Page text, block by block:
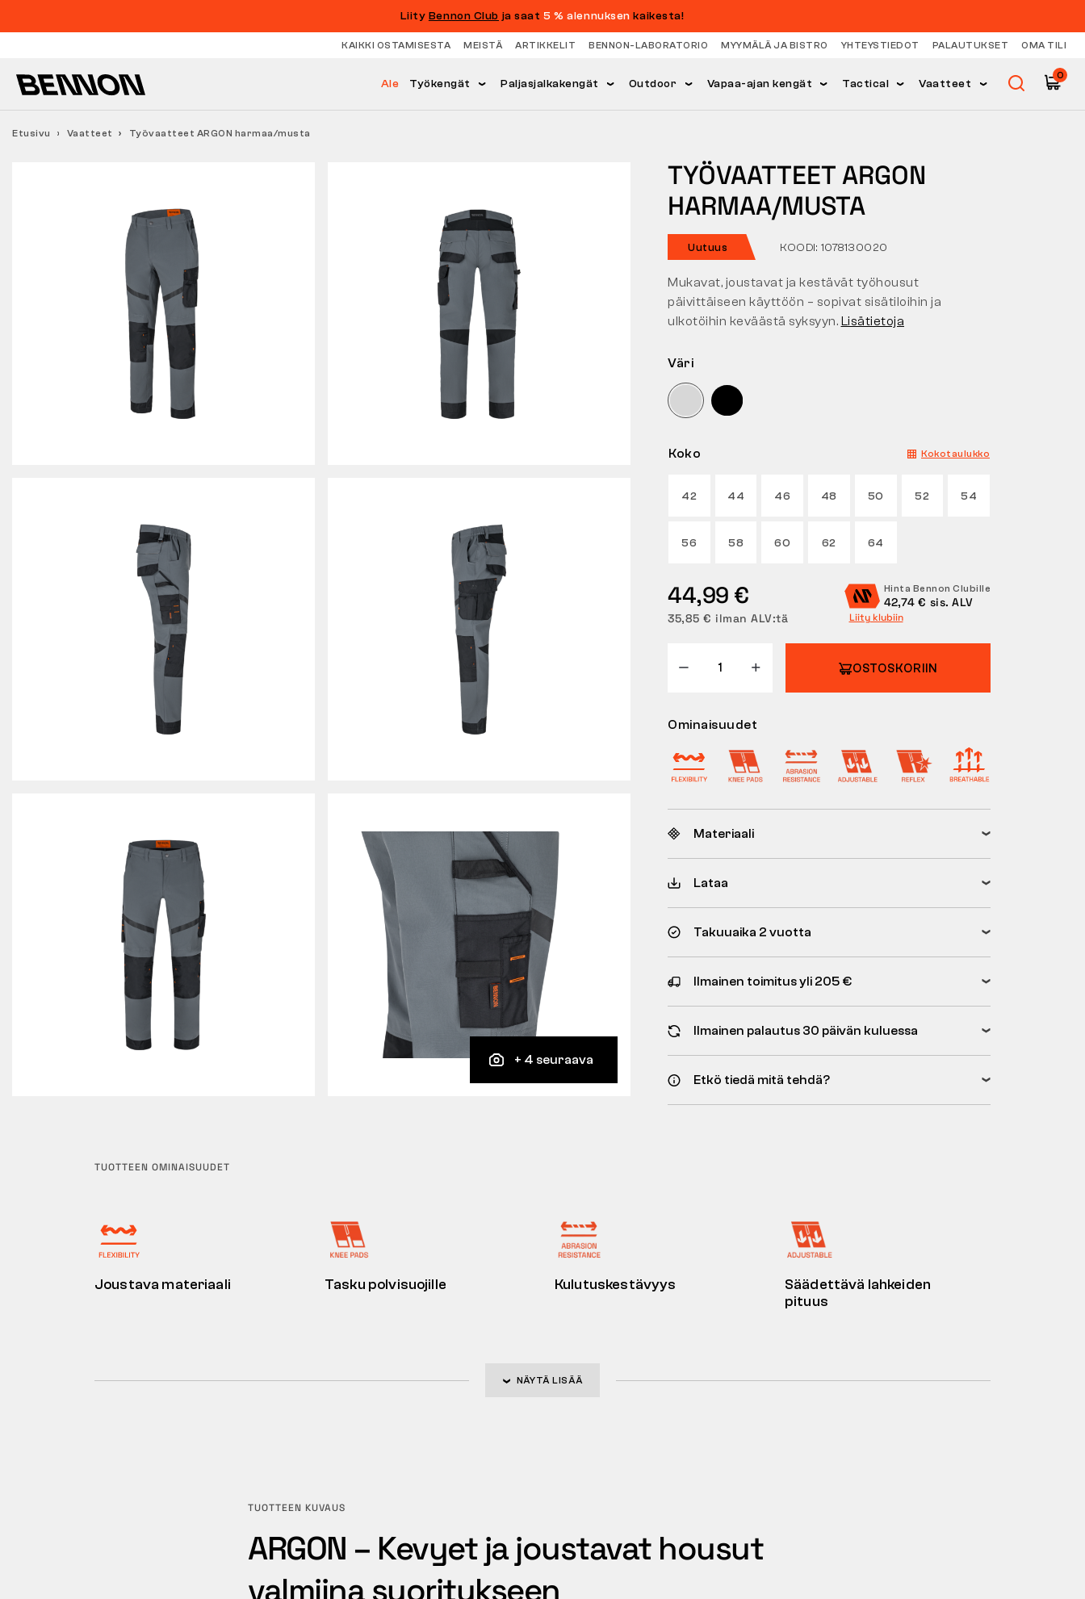
Liity Bennon Club ja saat5 % alennuksen kaikesta!
KAIKKI OSTAMISESTA MEISTÄ ARTIKKELIT BENNON-LABORATORIO MYYMÄLÄ JA BISTRO YHTEYSTIEDOT PALAUTUKSET OMA TILI
Ale Työkengät Paljasjalkakengät Outdoor Vapaa-ajan kengät Tactical Vaatteet
0
Etusivu Vaatteet Työvaatteet ARGON harmaa/musta
+ 4 seuraava
TYÖVAATTEET ARGON
HARMAA/MUSTA
Uutuus KOODI: 1078130020
Väri
Koko Kokotaulukko
42 44 46 48 50 52 54
56 58 60 62 64
44,99 €
35,85 € ilman ALV:tä
Hinta Bennon Clubille
42,74 € sis. ALV
Liity klubiin
OSTOSKORIIN
Ominaisuudet
Mukavat, joustavat ja kestävät työhousut
päivittäiseen käyttöön – sopivat sisätiloihin ja
ulkotöihin keväästä syksyyn. Lisätietoja
Materiaali
Lataa
Takuuaika 2 vuotta
Ilmainen toimitus yli 205 €
Ilmainen palautus 30 päivän kuluessa
Etkö tiedä mitä tehdä?
TUOTTEEN OMINAISUUDET
Joustava materiaali Tasku polvisuojille Kulutuskestävyys
Säädettävä lahkeiden
pituus
NÄYTÄ LISÄÄ
TUOTTEEN KUVAUS
ARGON – Kevyet ja joustavat housut